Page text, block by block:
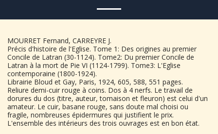
MOURRET Fernand, CARREYRE J.
Précis d'histoire de l'Eglise. Tome 1: Des origines au premier
Concile de Latran (30-1124). Tome2: Du premier Concile de
Latran à la mort de Pie VI (1124-1799). Tome3: L'Eglise
contemporaine (1800-1924).
Librairie Bloud et Gay, Paris, 1924, 605, 588, 551 pages.
Reliure demi-cuir rouge à coins. Dos à 4 nerfs. Le travail de
dorures du dos (titre, auteur, tomaison et fleuron) est celui d'un
amateur. Le cuir, basane rouge, sans doute mal choisi ou
fragile, nombreuses épidermures qui justifient le prix.
L'ensemble des intérieurs des trois ouvrages est en bon état.